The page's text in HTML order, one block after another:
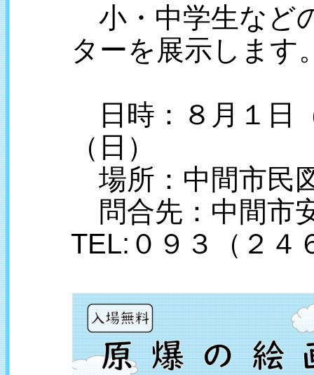
小・中学生など
ターを展示します
日時：８月１日
（日）
場所：中間市民
問合先：中間市
TEL:０９３（２４